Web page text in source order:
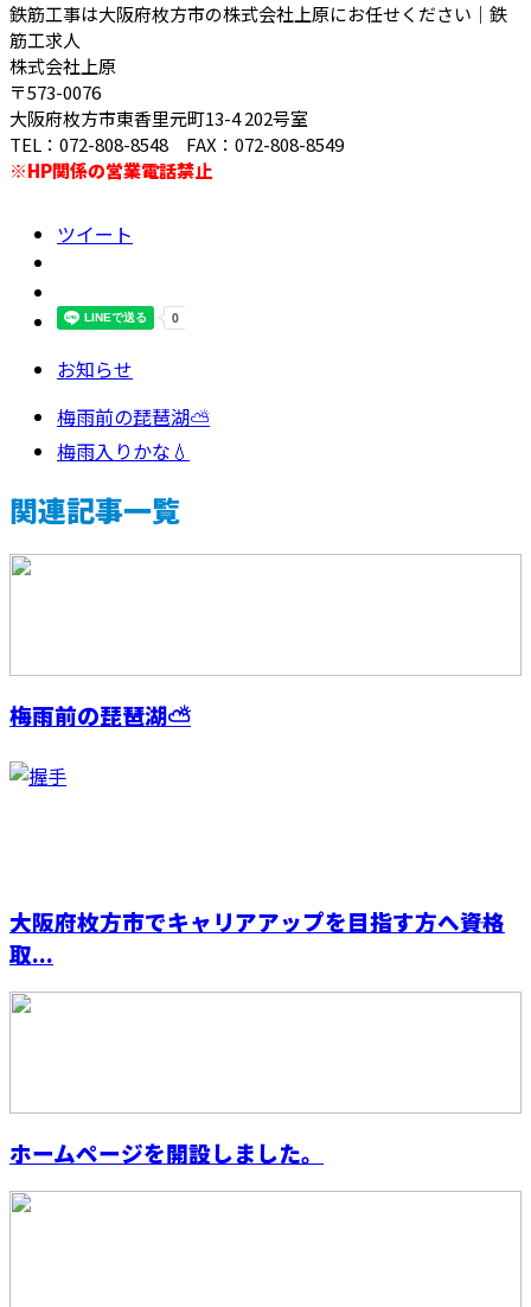
鉄筋工事は大阪府枚方市の株式会社上原にお任せください｜鉄
筋工求人
株式会社上原
〒573-0076
大阪府枚方市東香里元町13-4 202号室
TEL：072-808-8548 FAX：072-808-8549
※HP関係の営業電話禁止
ツイート
お知らせ
梅雨前の琵琶湖⛅
梅雨入りかな💧
関連記事一覧
梅雨前の琵琶湖⛅
大阪府枚方市でキャリアアップを目指す方へ――資格
取...
ホームページを開設しました。